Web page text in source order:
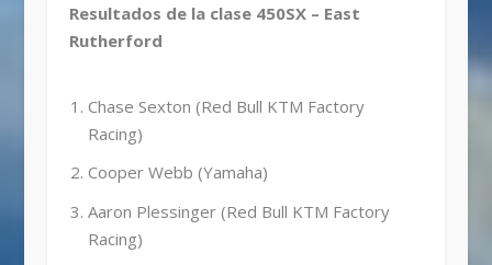
Resultados de la clase 450SX – East
Rutherford
Chase Sexton (Red Bull KTM Factory
Racing)
Cooper Webb (Yamaha)
Aaron Plessinger (Red Bull KTM Factory
Racing)